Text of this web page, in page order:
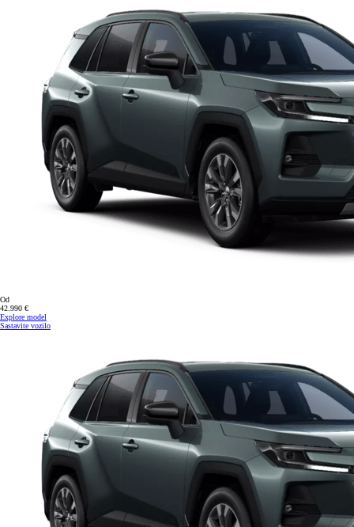
Od
42.990 €
Explore model
Sastavite vozilo